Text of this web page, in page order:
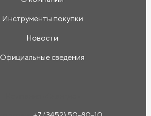
Инструменты покупки
Новости
Официальные сведения